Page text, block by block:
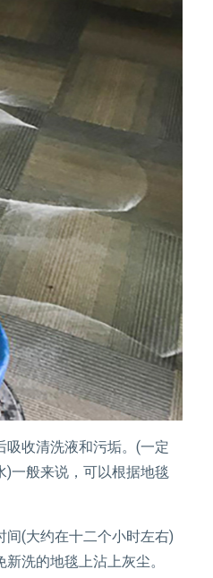
吸收清洗液和污垢。(一定
)一般来说，可以根据地毯
间(大约在十二个小时左右)
洗的地毯上沾上灰尘。